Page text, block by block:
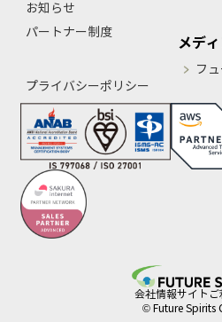
お知らせ
パートナー制度
プライバシーポリシー
メデ
フ
会社情報サイトご
© Future Spirits